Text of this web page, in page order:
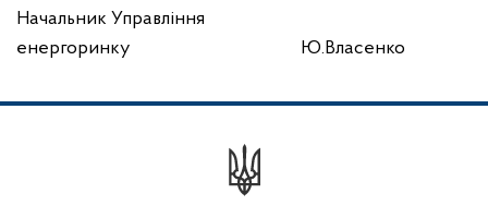
Начальник Управління
енергоринку
Ю.Власенко